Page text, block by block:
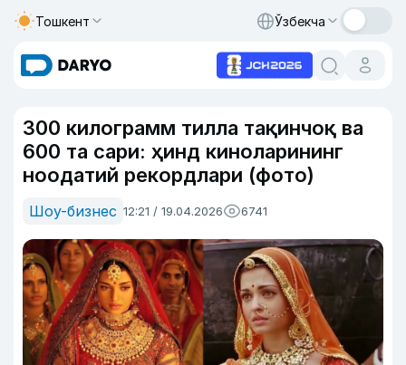
Тошкент Ўзбекча
300 килограмм тилла тақинчоқ ва
600 та сари: ҳинд киноларининг
ноодатий рекордлари (фото)
Шоу-бизнес 12:21 / 19.04.2026 6741